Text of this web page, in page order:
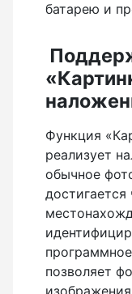
батарею и
Функция
реализует
обычное
достигается
позволяет